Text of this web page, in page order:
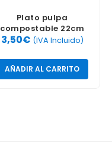
Plato pulpa
compostable 22cm
50 ud .
3,50€ (IVA Incluido)
AÑADIR AL CARRITO